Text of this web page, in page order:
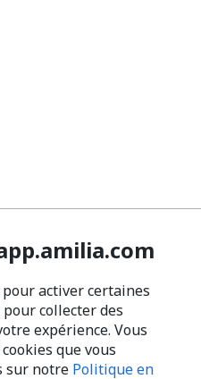
activer certaines
collecter des
expérience. Vous
que vous
sur notre Politique en